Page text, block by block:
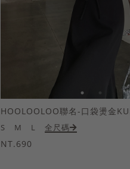
S M L 全尺碼
NT.690